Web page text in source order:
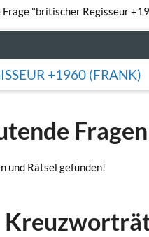
"britischer Regisseur
+1960 (FRANK)
und Rätsel gefunden!